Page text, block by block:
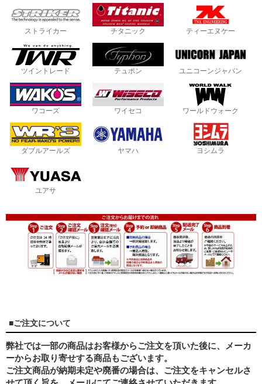
ストライカー チタニック ティーエヌケー
ツイントレード テュポン ユニコーンジャパン
ワコーズ ワイセコ ワールドウォーク
ダブルアールズ ヤマハ ヨシムラ
ユアサ
■ご注文について
弊社では一部の商品はお客様からご注文を頂いた後に、メーカ
ーからお取り寄せする商品もございます。
ご注文商品が納期未定や廃番の場合は、ご注文をキャンセルさ